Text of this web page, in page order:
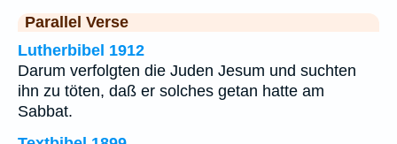
Parallel Verse
Lutherbibel 1912
Darum verfolgten die Juden Jesum und suchten
ihn zu töten, daß er solches getan hatte am
Sabbat.